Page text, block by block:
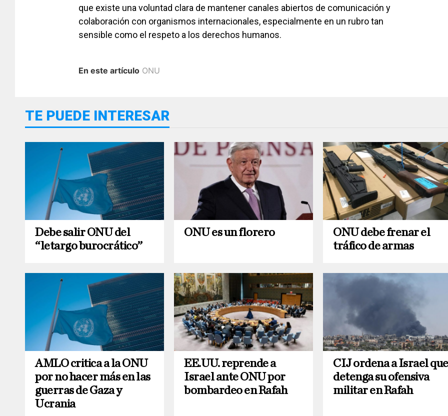
que existe una voluntad clara de mantener canales abiertos de comunicación y
colaboración con organismos internacionales, especialmente en un rubro tan
sensible como el respeto a los derechos humanos.
En este artículo ONU
TE PUEDE INTERESAR
Debe salir ONU del
“letargo burocrático”
ONU es un florero
ONU debe frenar el
tráfico de armas
AMLO critica a la ONU
por no hacer más en las
guerras de Gaza y
Ucrania
EE.UU. reprende a
Israel ante ONU por
bombardeo en Rafah
CIJ ordena a Israel que
detenga su ofensiva
militar en Rafah